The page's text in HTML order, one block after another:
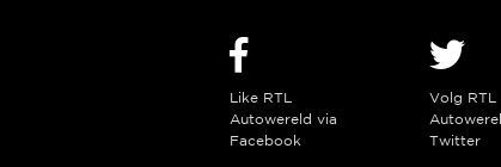
Like RTL
Autowereld via
Facebook
Volg RTL
Twitter